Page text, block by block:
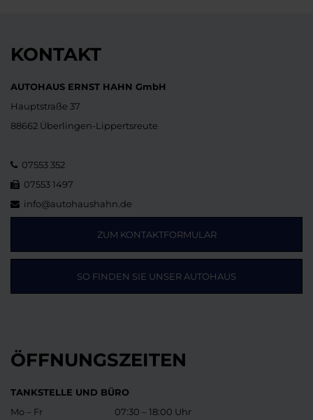
KONTAKT
AUTOHAUS ERNST HAHN GmbH
Hauptstraße 37
88662 Überlingen-Lippertsreute
07553 352
07553 1497
info@autohaushahn.de
ZUM KONTAKTFORMULAR
SO FINDEN SIE UNSER AUTOHAUS
ÖFFNUNGSZEITEN
TANKSTELLE UND BÜRO
Mo – Fr
07:30 – 18:00 Uhr